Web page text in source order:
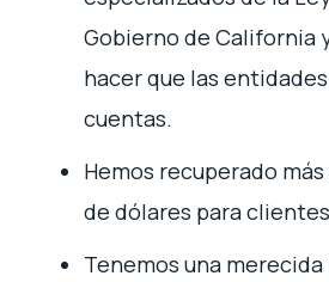
Gobierno de California
hacer que las
cuentas.
Hemos recuperado
de dólares para
Tenemos una